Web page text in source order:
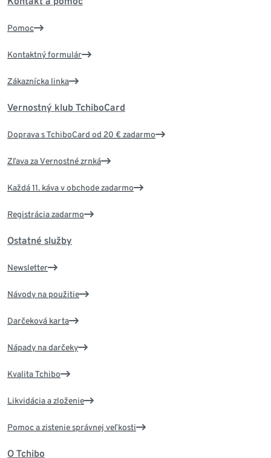
Pomoc
Kontaktný formulár
Zákaznícka linka
Vernostný klub TchiboCard
Doprava s TchiboCard od 20 € zadarmo
Zľava za Vernostné zrnká
Každá 11. káva v obchode zadarmo
Registrácia zadarmo
Ostatné služby
Newsletter
Návody na použitie
Darčeková karta
Nápady na darčeky
Kvalita Tchibo
Likvidácia a zloženie
Pomoc a zistenie správnej veľkosti
O Tchibo